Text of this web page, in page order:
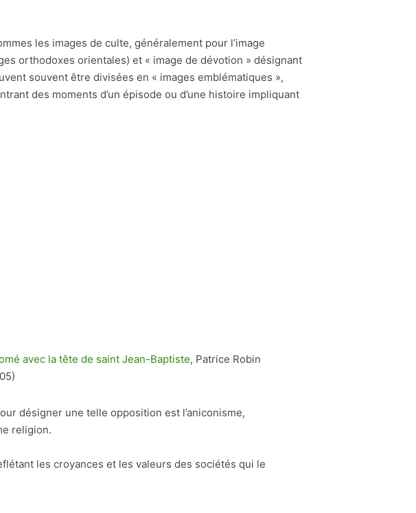
les images de culte, généralement pour l’image
orthodoxes orientales) et « image de dévotion » désignant
souvent être divisées en « images emblématiques »,
des moments d’un épisode ou d’une histoire impliquant
avec la tête de saint Jean-Baptiste, Patrice Robin
désigner une telle opposition est l’aniconisme,
religion.
les croyances et les valeurs des sociétés qui le